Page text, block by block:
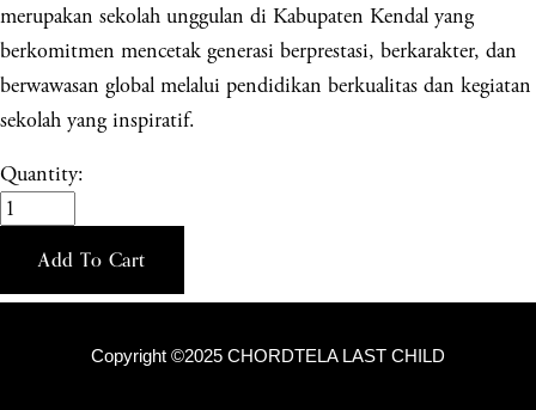
merupakan sekolah unggulan di Kabupaten Kendal yang
berkomitmen mencetak generasi berprestasi, berkarakter, dan
berwawasan global melalui pendidikan berkualitas dan kegiatan
sekolah yang inspiratif.
Quantity:
Add To Cart
Copyright ©2025 CHORDTELA LAST CHILD